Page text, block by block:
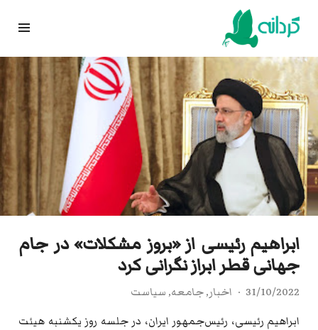
Skip
content
ابراهیم رئیسی از «بروز مشکلات» در جام
جهانی قطر ابراز نگرانی کرد
31/10/2022 اخبار,جامعه, سیاست
ابراهیم رئیسی، رئیس‌جمهور ایران، در جلسه روز یکشنبه هیئت